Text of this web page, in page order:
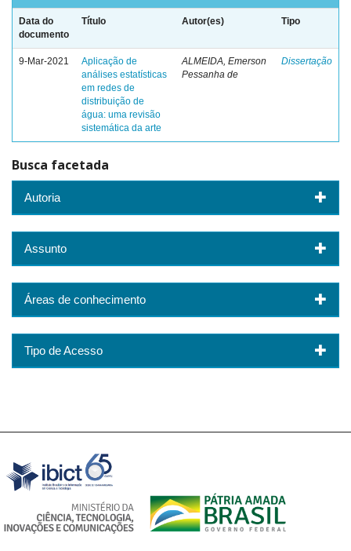
Data do
documento
Título Autor(es) Tipo
9-Mar-2021
Aplicação de
análises estatísticas
em redes de
distribuição de
água: uma revisão
sistemática da arte
ALMEIDA, Emerson
Pessanha de
Dissertação
Busca facetada
Autoria
Assunto
Áreas de conhecimento
Tipo de Acesso